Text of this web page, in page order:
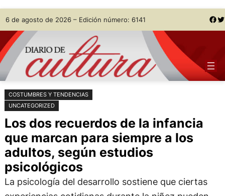
Saltar
al
contenido
Skip
to
content
6 de agosto de 2026 – Edición número: 6141 Facebook Twitter
COSTUMBRES Y TENDENCIAS
UNCATEGORIZED
Los dos recuerdos de la infancia
que marcan para siempre a los
adultos, según estudios
psicológicos
La psicología del desarrollo sostiene que ciertas